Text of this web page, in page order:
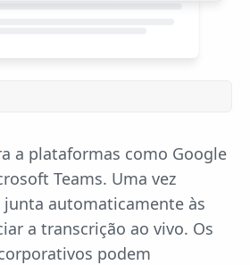
a plataformas como Google
Teams. Uma vez
junta automaticamente às
a transcrição ao vivo. Os
podem